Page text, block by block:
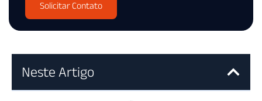
Solicitar Contato
Neste Artigo